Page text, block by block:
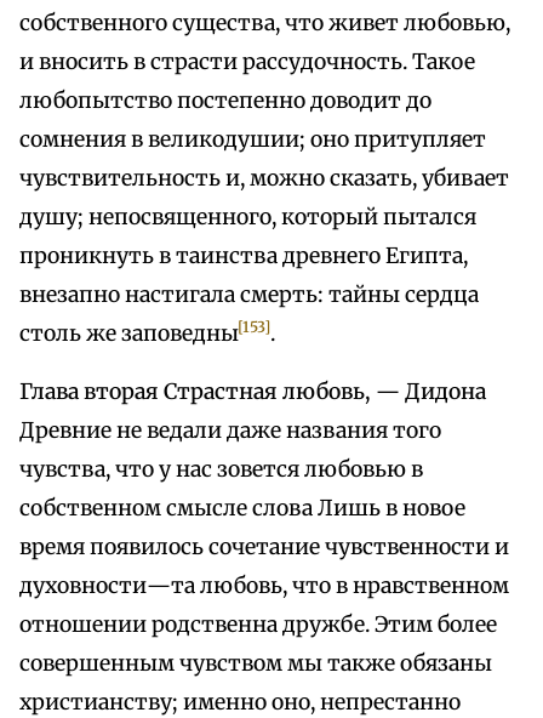
собственного существа, что живет любовью,
и вносить в страсти рассудочность. Такое
любопытство постепенно доводит до
сомнения в великодушии; оно притупляет
чувствительность и, можно сказать, убивает
душу; непосвященного, который пытался
проникнуть в таинства древнего Египта,
внезапно настигала смерть: тайны сердца
столь же заповедны[153].
Глава вторая Страстная любовь, — Дидона
Древние не ведали даже названия того
чувства, что у нас зовется любовью в
собственном смысле слова Лишь в новое
время появилось сочетание чувственности и
духовности—та любовь, что в нравственном
отношении родственна дружбе. Этим более
совершенным чувством мы также обязаны
христианству; именно оно, непрестанно